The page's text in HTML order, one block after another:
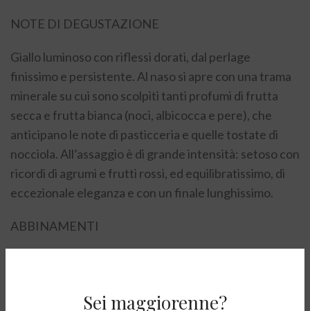
Sei maggiorenne?
NOTE DI DEGUSTAZIONE
Giallo luminoso con riflessi dorati, dal perlage
finissimo e persistente. Al naso si apre con una trama
minerale su cui sono scolpiti tanti profumi di frutta
secca e frutta bianca (noci, albicocca e pere), che
anticipano le note di pasticceria e quelle tostate di
nocciola. All’assaggio è di grande intensità: setoso con
ricordi di agrumi e frutti rossi, ed equilibratissimo, di
eccezionale eleganza e con un finale lunghissimo.
ABBINAMENTI